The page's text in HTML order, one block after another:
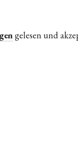
gelesen und